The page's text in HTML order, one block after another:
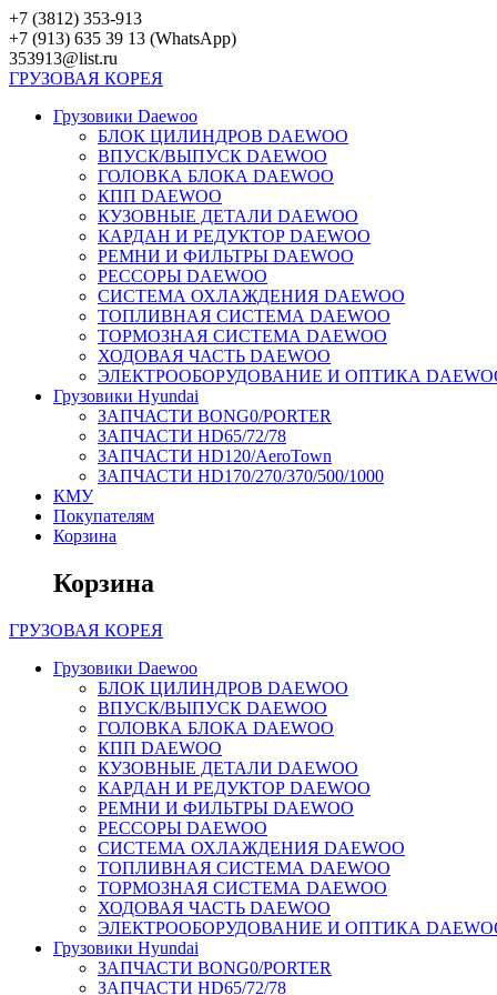
Перейти
к
контенту
+7 (3812) 353-913
+7 (913) 635 39 13 (WhatsApp)
353913@list.ru
ГРУЗОВАЯ КОРЕЯ
Грузовики Daewoo
БЛОК ЦИЛИНДРОВ DAEWOO
ВПУСК/ВЫПУСК DAEWOO
ГОЛОВКА БЛОКА DAEWOO
КПП DAEWOO
КУЗОВНЫЕ ДЕТАЛИ DAEWOO
КАРДАН И РЕДУКТОР DAEWOO
РЕМНИ И ФИЛЬТРЫ DAEWOO
РЕССОРЫ DAEWOO
СИСТЕМА ОХЛАЖДЕНИЯ DAEWOO
ТОПЛИВНАЯ СИСТЕМА DAEWOO
ТОРМОЗНАЯ СИСТЕМА DAEWOO
ХОДОВАЯ ЧАСТЬ DAEWOO
ЭЛЕКТРООБОРУДОВАНИЕ И ОПТИКА
Грузовики Hyundai
ЗАПЧАСТИ BONG0/PORTER
ЗАПЧАСТИ HD65/72/78
ЗАПЧАСТИ HD120/AeroTown
ЗАПЧАСТИ HD170/270/370/500/1000
КМУ
Покупателям
Корзина
Корзина
ГРУЗОВАЯ КОРЕЯ
Грузовики Daewoo
БЛОК ЦИЛИНДРОВ DAEWOO
ВПУСК/ВЫПУСК DAEWOO
ГОЛОВКА БЛОКА DAEWOO
КПП DAEWOO
КУЗОВНЫЕ ДЕТАЛИ DAEWOO
КАРДАН И РЕДУКТОР DAEWOO
РЕМНИ И ФИЛЬТРЫ DAEWOO
РЕССОРЫ DAEWOO
СИСТЕМА ОХЛАЖДЕНИЯ DAEWOO
ТОПЛИВНАЯ СИСТЕМА DAEWOO
ТОРМОЗНАЯ СИСТЕМА DAEWOO
ХОДОВАЯ ЧАСТЬ DAEWOO
ЭЛЕКТРООБОРУДОВАНИЕ И ОПТИКА
Грузовики Hyundai
ЗАПЧАСТИ BONG0/PORTER
ЗАПЧАСТИ HD65/72/78